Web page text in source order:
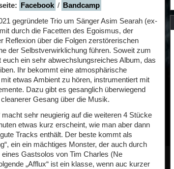
Facebook / Bandcamp
gegründete Trio um Sänger Asim Searah (ex-
durch die Facetten des Egoismus, der
Reflexion über die Folgen zerstörerischen
der Selbstverwirklichung führen. Soweit zum
ein sehr abwechslungsreiches Album, das
Ihr bekommt eine atmosphärische
etwas Ambient zu hören, instrumentiert mit
Dazu gibt es gesanglich überwiegend
Gesang über die Musik.
sehr neugierig auf die weiteren 4 Stücke
etwas kurz erscheint, wie man aber dann
Tracks enthält. Der beste kommt als
ein ein mächtiges Monster, der auch durch
Gastsolos von Tim Charles (Ne
„Afflux“ ist ein klasse, wenn auc kurzer